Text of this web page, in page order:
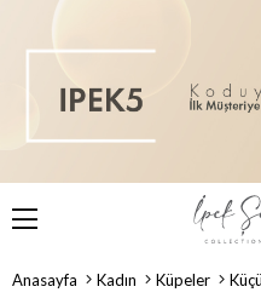
Anasayfa Kadın Küpeler